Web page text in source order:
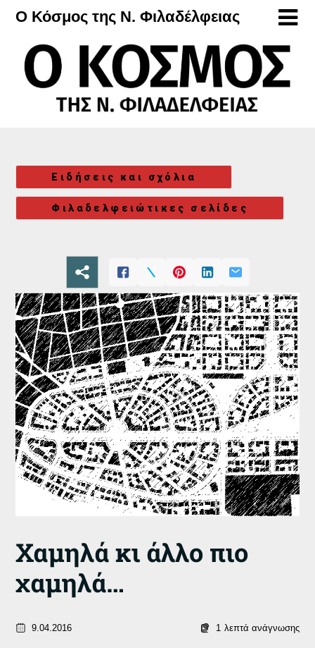
Μετάβαση
περιεχόμενο
Ο Κόσμος της Ν. Φιλαδέλφειας
Ειδήσεις και σχόλια
Φιλαδελφειώτικες σελίδες
Χαμηλά κι άλλο πιο
χαμηλά…
9.04.2016 1 λεπτά ανάγνωσης